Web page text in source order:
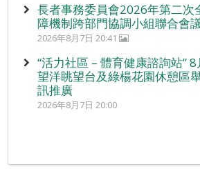
長者事務委員會2026年第二次
障機制跨部門協調小組聯合會
2026年8月7日 20:41
“活力社區 – 體育健康諮詢站”
望洋眺望台及綠楊花園休憩區
訊推廣
2026年8月7日 20:00